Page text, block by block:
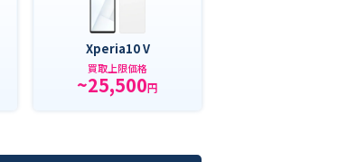
Xperia10 V
買取上限価格
~25,500円